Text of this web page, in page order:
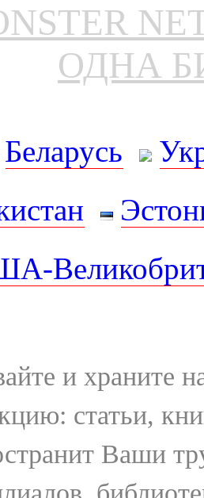
ОДНА
Беларусь
и храните
статьи,
Ваши